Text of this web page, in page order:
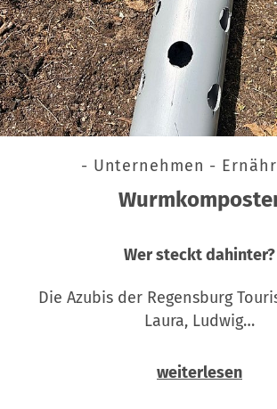
- Unternehmen -
Wer steckt dahinter?
Die Azubis der Regensburg
Laura, Ludwig…
weiterlesen